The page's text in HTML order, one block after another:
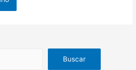
Buscar